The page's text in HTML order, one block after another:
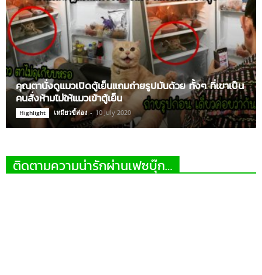
คุณตานั่งดูแมวเปิดตู้เย็นแถมถ่ายรูปมันด้วย ทั้งๆ ที่เขาเป็น
คนสั่งห้ามไม่ให้แมวเข้าตู้เย็น
Highlight เหมียวขี้ส่อง - 10 July 2020
ติดตามความน่ารักผ่านเฟซบุ๊ก…